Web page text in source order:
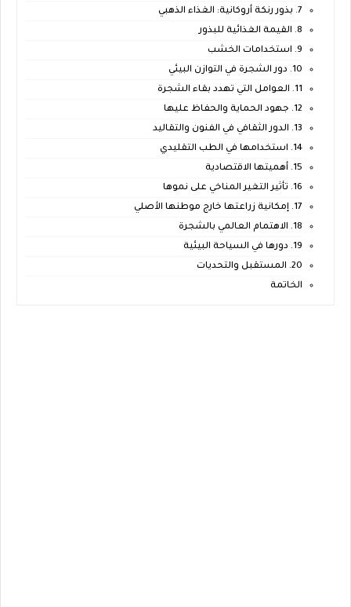
8. القيمة الغذائية للبذور
9. استخدامات الخشب
10. دور الشجرة في التوازن البيئي
11. العوامل التي تهدد بقاء الشجرة
12. جهود الحماية والحفاظ عليها
13. الدور الثقافي في الفنون والتقاليد
14. استخدامها في الطب التقليدي
15. أهميتها الاقتصادية
16. تأثير التغير المناخي على نموها
17. إمكانية زراعتها خارج موطنها الأصلي
18. الاهتمام العالمي بالشجرة
19. دورها في السياحة البيئية
20. المستقبل والتحديات
الخاتمة